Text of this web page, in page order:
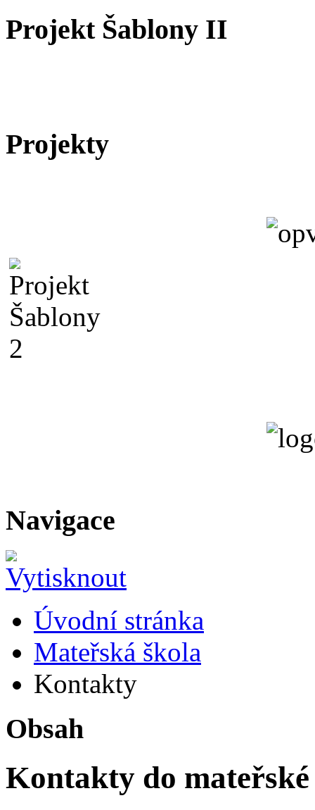
Projekt Šablony II
Projekty
Navigace
Úvodní stránka
Mateřská škola
Kontakty
Obsah
Kontakty do